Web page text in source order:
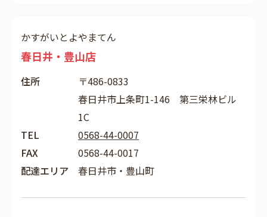
かすがいとよやまてん
春日井・豊山店
住所
〒486-0833
春日井市上条町1-146 第三栄林ビル
1C
TEL
0568-44-0007
FAX
0568-44-0017
配達エリア
春日井市・豊山町